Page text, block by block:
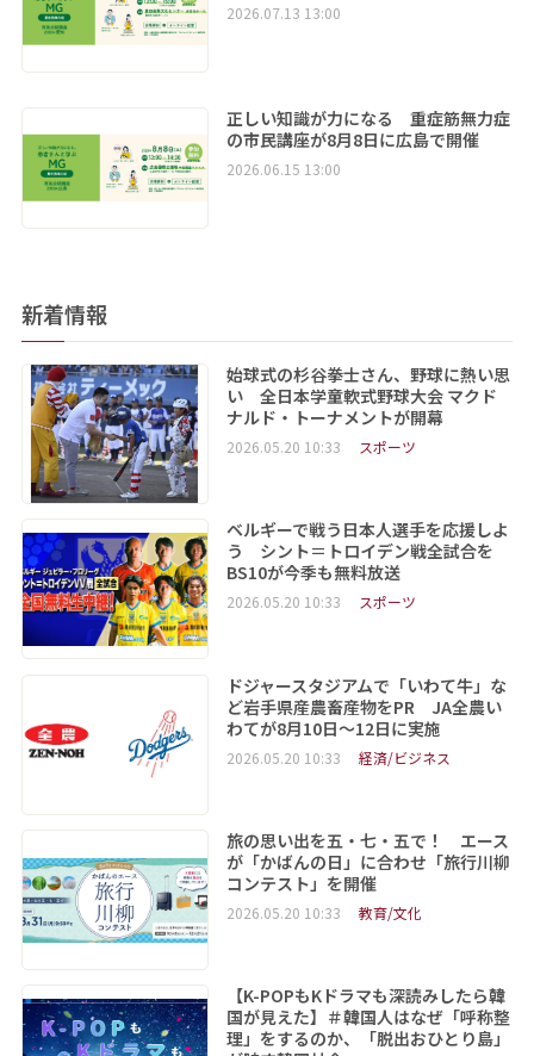
2026.07.13 13:00
正しい知識が力になる 重症筋無力症
の市民講座が8月8日に広島で開催
2026.06.15 13:00
新着情報
始球式の杉谷拳士さん、野球に熱い思
い 全日本学童軟式野球大会 マクド
ナルド・トーナメントが開幕
2026.05.20 10:33 スポーツ
ベルギーで戦う日本人選手を応援しよ
う シント＝トロイデン戦全試合を
BS10が今季も無料放送
2026.05.20 10:33 スポーツ
ドジャースタジアムで「いわて牛」な
ど岩手県産農畜産物をPR JA全農い
わてが8月10日～12日に実施
2026.05.20 10:33 経済/ビジネス
旅の思い出を五・七・五で！ エース
が「かばんの日」に合わせ「旅行川柳
コンテスト」を開催
2026.05.20 10:33 教育/文化
【K-POPもKドラマも深読みしたら韓
国が見えた】＃韓国人はなぜ「呼称整
理」をするのか、「脱出おひとり島」